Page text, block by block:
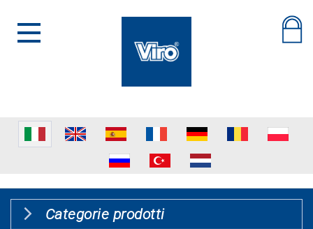
Categorie prodotti